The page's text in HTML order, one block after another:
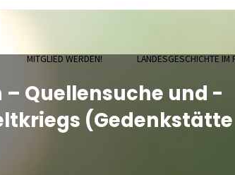
MITGLIED WERDEN! LANDESGESCHICHTE IM
Quellensuche und -
(Gedenkstätte